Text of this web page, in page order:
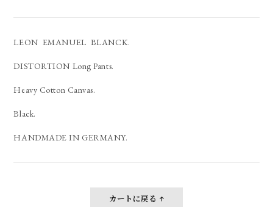
LEON EMANUEL BLANCK.
DISTORTION Long Pants.
Heavy Cotton Canvas.
Black.
HANDMADE IN GERMANY.
カートに戻る